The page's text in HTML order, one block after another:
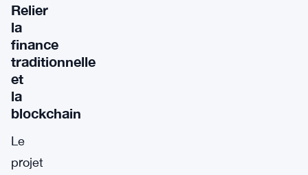
Relier
la
finance
traditionnelle
et
la
blockchain
Le
projet